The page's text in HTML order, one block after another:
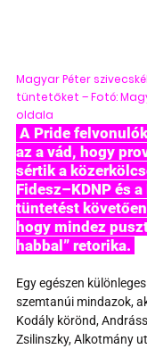
Magyar Péter
tüntetőket – Fotó:
oldala
az a vád, hogy
sértik a
Fidesz–KDNP és
tüntetést
hogy mindez
habbal” retorika.
Egy egészen
szemtanúi mindazok,
Kodály körönd,
Zsilinszky, Alkotmány